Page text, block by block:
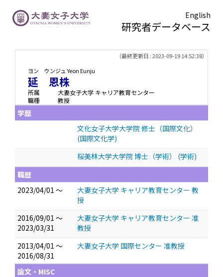
English
研究者データベース
（最終更新日 : 2023-09-19 14:52:38）
ヨン ウンジュ Yeon Eunju
延 恩株
所属
大妻女子大学 キャリア教育センター
職種
教授
学歴
文化女子大学大学院 修士（国際文化）
(国際文化学)
桜美林大学大学院 博士（学術） (学術)
職歴
2023/04/01 ～
大妻女子大学 キャリア教育センター 教
授
2016/09/01 ～
2023/03/31
大妻女子大学 キャリア教育センター 准
教授
2013/04/01 ～
2016/08/31
大妻女子大学 国際センター 准教授
論文・MISC